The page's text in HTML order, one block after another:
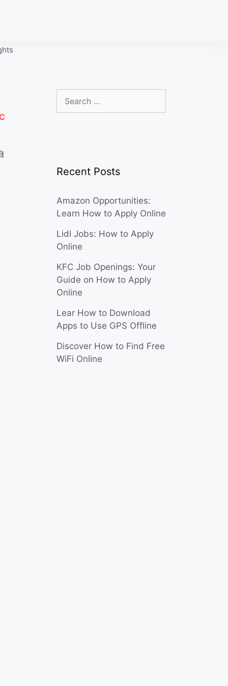
Recent Posts
Amazon Opportunities:
Learn How to Apply Online
Lidl Jobs: How to Apply
Online
KFC Job Openings: Your
Guide on How to Apply
Online
Lear How to Download
Apps to Use GPS Offline
Discover How to Find Free
WiFi Online